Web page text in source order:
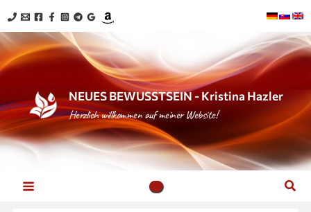
Inhalt
springen
NEUES BEWUSSTSEIN - Kristina Hazler
Herzlich willkommen auf meiner Website!